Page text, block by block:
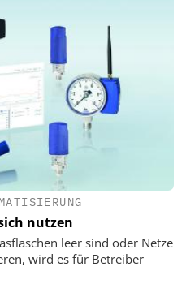
nutzen
leer sind oder Netze
wird es für Betreiber